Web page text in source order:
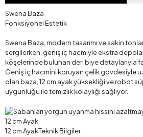
Swena Baza
Fonksiyonel Estetik
Swena Baza, modern tasarımı ve sakin
sergilerken, geniş iç hacmiyle ekstra
köşelerinde bulunan deri biye detaylarıyla
Geniş iç hacmini koruyan çelik gövdesiyle
olan baza, 12 cm ayak yüksekliği ve robot
uygunluğu ile temizlik kolaylığı sağlıyor.
12 cm Ayak
12 cm AyakTeknik Bilgiler